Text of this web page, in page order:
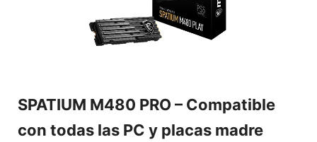
SPATIUM M480 PRO – Compatible
con todas las PC y placas madre